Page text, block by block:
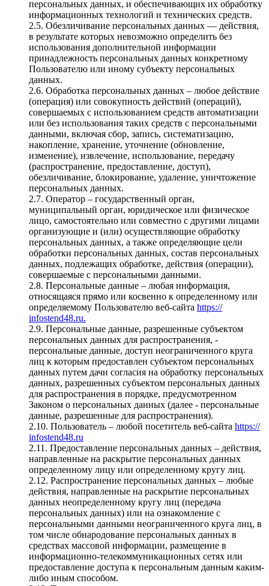
персональных данных, и обеспечивающих их обработку
информационных технологий и технических средств.
2.5. Обезличивание персональных данных — действия,
в результате которых невозможно определить без
использования дополнительной информации
принадлежность персональных данных конкретному
Пользователю или иному субъекту персональных
данных.
2.6. Обработка персональных данных – любое действие
(операция) или совокупность действий (операций),
совершаемых с использованием средств автоматизации
или без использования таких средств с персональными
данными, включая сбор, запись, систематизацию,
накопление, хранение, уточнение (обновление,
изменение), извлечение, использование, передачу
(распространение, предоставление, доступ),
обезличивание, блокирование, удаление, уничтожение
персональных данных.
2.7. Оператор – государственный орган,
муниципальный орган, юридическое или физическое
лицо, самостоятельно или совместно с другими лицами
организующие и (или) осуществляющие обработку
персональных данных, а также определяющие цели
обработки персональных данных, состав персональных
данных, подлежащих обработке, действия (операции),
совершаемые с персональными данными.
2.8. Персональные данные – любая информация,
относящаяся прямо или косвенно к определенному или
определяемому Пользователю веб-сайта https://
infostend48.ru.
2.9. Персональные данные, разрешенные субъектом
персональных данных для распространения, -
персональные данные, доступ неограниченного круга
лиц к которым предоставлен субъектом персональных
данных путем дачи согласия на обработку персональных
данных, разрешенных субъектом персональных данных
для распространения в порядке, предусмотренном
Законом о персональных данных (далее - персональные
данные, разрешенные для распространения).
2.10. Пользователь – любой посетитель веб-сайта https://
infostend48.ru
2.11. Предоставление персональных данных – действия,
направленные на раскрытие персональных данных
определенному лицу или определенному кругу лиц.
2.12. Распространение персональных данных – любые
действия, направленные на раскрытие персональных
данных неопределенному кругу лиц (передача
персональных данных) или на ознакомление с
персональными данными неограниченного круга лиц, в
том числе обнародование персональных данных в
средствах массовой информации, размещение в
информационно-телекоммуникационных сетях или
предоставление доступа к персональным данным каким-
либо иным способом.